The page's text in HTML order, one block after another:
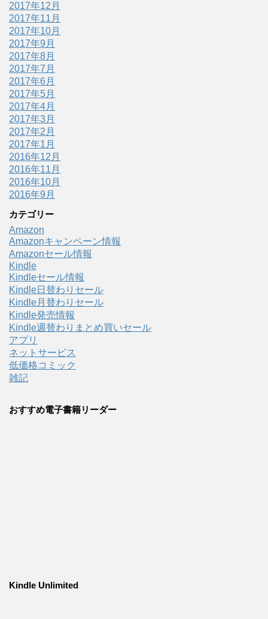
2017年12月
2017年11月
2017年10月
2017年9月
2017年8月
2017年7月
2017年6月
2017年5月
2017年4月
2017年3月
2017年2月
2017年1月
2016年12月
2016年11月
2016年10月
2016年9月
カテゴリー
Amazon
Amazonキャンペーン情報
Amazonセール情報
Kindle
Kindleセール情報
Kindle日替わりセール
Kindle月替わりセール
Kindle発売情報
Kindle週替わりまとめ買いセール
アプリ
ネットサービス
低価格コミック
雑記
おすすめ電子書籍リーダー
Kindle Unlimited